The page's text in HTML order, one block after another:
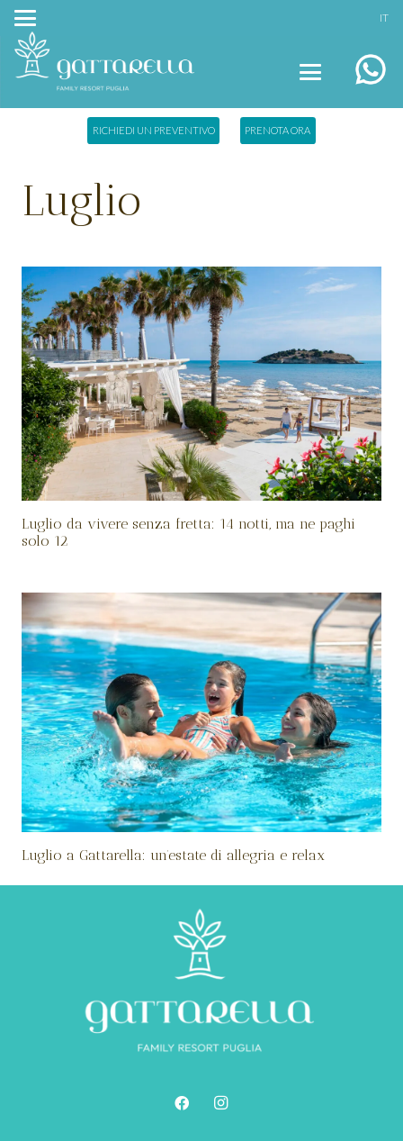
IT
RICHIEDI UN PREVENTIVO PRENOTA ORA
Luglio
Luglio da vivere senza fretta: 14 notti, ma ne paghi
solo 12
Luglio a Gattarella: un’estate di allegria e relax